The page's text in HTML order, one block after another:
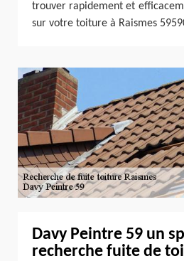
trouver rapidement et
sur votre toiture à Raismes
Davy Peintre 59 un
recherche fuite de